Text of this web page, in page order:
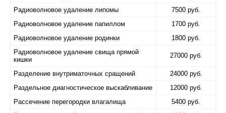
Радиоволновое удаление липомы
7500 руб.
Радиоволновое удаление папиллом
1700 руб.
Радиоволновое удаление родинки
1800 руб.
Радиоволновое удаление свища прямой
кишки
27000 руб.
Разделение внутриматочных сращений
24000 руб.
Раздельное диагностическое выскабливание
12000 руб.
Рассечение перегородки влагалища
5400 руб.